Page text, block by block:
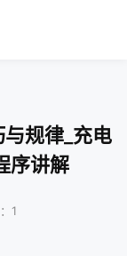
规律_充电
序讲解
1